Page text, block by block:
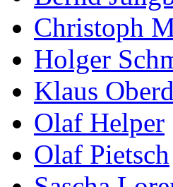
Christoph
Holger
Klaus
Olaf Helper
Olaf Pietsch